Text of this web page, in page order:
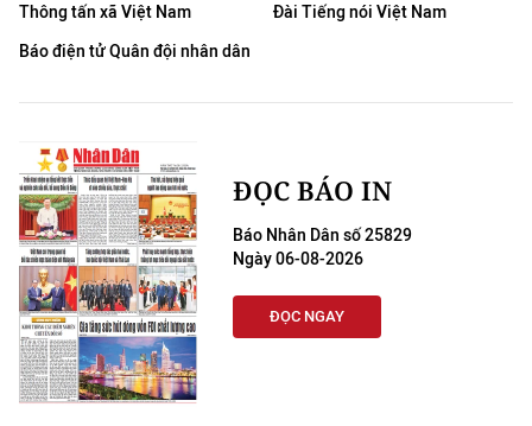
Thông tấn xã Việt Nam
Đài Tiếng nói Việt Nam
Báo điện tử Quân đội nhân dân
ĐỌC BÁO IN
Báo Nhân Dân số 25829
Ngày 06-08-2026
ĐỌC NGAY